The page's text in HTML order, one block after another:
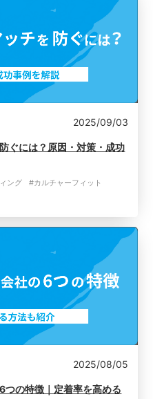
2025/09/03
ぐには？原因・対策・成功
ング
#カルチャーフィット
2025/08/05
つの特徴｜定着率を高める